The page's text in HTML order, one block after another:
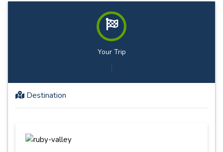
Your Trip
Destination